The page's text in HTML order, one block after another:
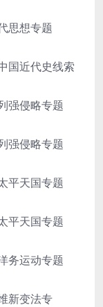
思想专题
近代史线索
强侵略专题
强侵略专题
平天国专题
平天国专题
务运动专题
新变法专